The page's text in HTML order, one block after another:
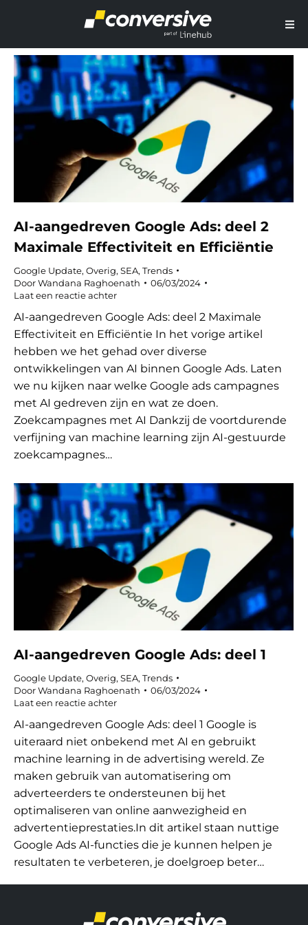
AI-aangedreven Google Ads: deel 2
Maximale Effectiviteit en Efficiëntie
Google Update, Overig, SEA, Trends
DoorWandana Raghoenath
06/03/2024
Laat een reactie achter
AI-aangedreven Google Ads: deel 2 Maximale
Effectiviteit en Efficiëntie In het vorige artikel
hebben we het gehad over diverse
ontwikkelingen van AI binnen Google Ads. Laten
we nu kijken naar welke Google ads campagnes
met AI gedreven zijn en wat ze doen.
Zoekcampagnes met AI Dankzij de voortdurende
verfijning van machine learning zijn AI-gestuurde
zoekcampagnes…
AI-aangedreven Google Ads: deel 1
Google Update, Overig, SEA, Trends
DoorWandana Raghoenath
06/03/2024
Laat een reactie achter
AI-aangedreven Google Ads: deel 1 Google is
uiteraard niet onbekend met AI en gebruikt
machine learning in de advertising wereld. Ze
maken gebruik van automatisering om
adverteerders te ondersteunen bij het
optimaliseren van online aanwezigheid en
advertentieprestaties.In dit artikel staan nuttige
Google Ads AI-functies die je kunnen helpen je
resultaten te verbeteren, je doelgroep beter…